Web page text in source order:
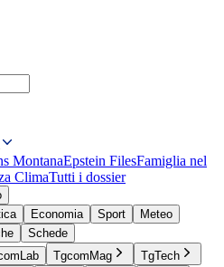
MontanaEpstein FilesFamiglia nel
ClimaTutti i dossier
Economia Sport
Meteo
Schede
TgcomMag
TgTech